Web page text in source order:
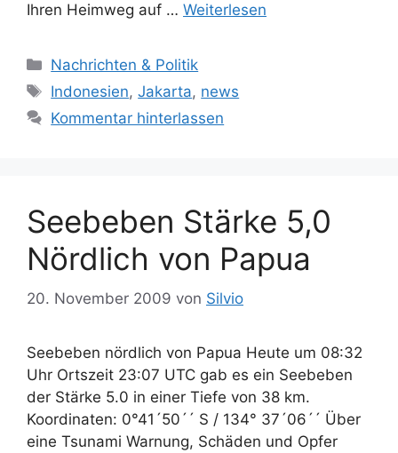
Ihren Heimweg auf … Weiterlesen
Kategorien
Nachrichten & Politik
Schlagwörter
Indonesien,Jakarta, news
Kommentar hinterlassen
Seebeben Stärke 5,0
Nördlich von Papua
20. November 2009 von Silvio
Seebeben nördlich von Papua Heute um 08:32
Uhr Ortszeit 23:07 UTC gab es ein Seebeben
der Stärke 5.0 in einer Tiefe von 38 km.
Koordinaten: 0°41´50´´ S / 134° 37´06´´ Über
eine Tsunami Warnung, Schäden und Opfer